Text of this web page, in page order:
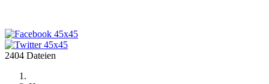
2404 Dateien